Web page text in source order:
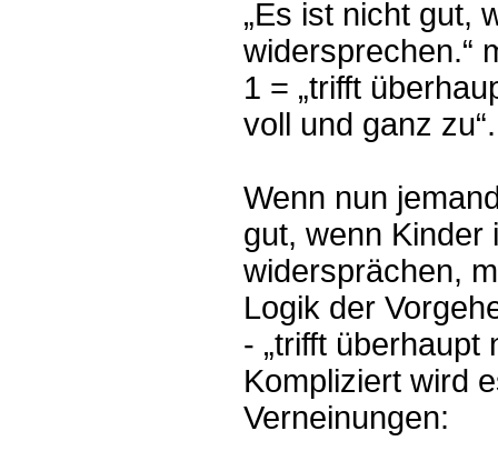
„Es ist nicht gut,
widersprechen.“
1 = „trifft
voll und ganz zu“.
Wenn nun
gut, wenn Kinder
widersprächen,
Logik der
- „trifft überhaupt
Kompliziert wird
Verneinungen: